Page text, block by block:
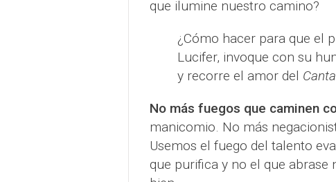
que ilumine nuestro camino?
¿Cómo hacer para que el
Lucifer, invoque con su
y recorre el amor del
No más fuegos que caminen
manicomio. No más
Usemos el fuego del talento
que purifica y no el que